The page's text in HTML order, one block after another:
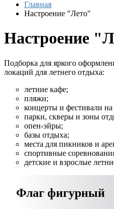
Главная
Настроение "Лето"
Настроение
Подборка для яркого
локаций для летнего отдыха:
летние кафе;
пляжи;
концерты и фестивали на
парки, скверы и зоны
опен-эйры;
базы отдыха;
места для пикников и
спортивные
детские и взрослые
Флаг фигурный